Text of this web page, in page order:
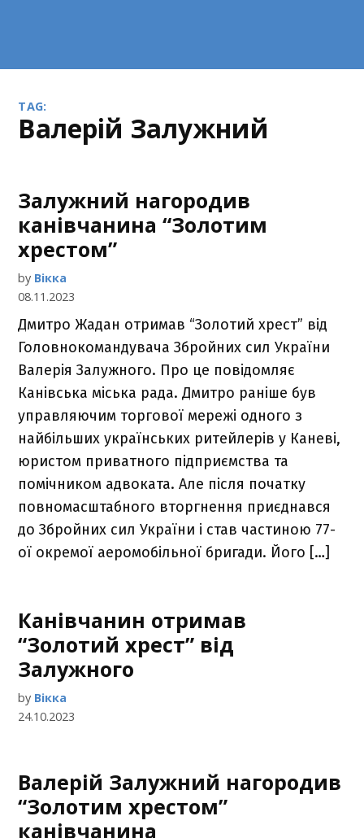
TAG:
Валерій Залужний
Залужний нагородив
канівчанина “Золотим
хрестом”
by Вікка
08.11.2023
Дмитро Жадан отримав “Золотий хрест” від
Головнокомандувача Збройних сил України
Валерія Залужного. Про це повідомляє
Канівська міська рада. Дмитро раніше був
управляючим торгової мережі одного з
найбільших українських ритейлерів у Каневі,
юристом приватного підприємства та
помічником адвоката. Але після початку
повномасштабного вторгнення приєднався
до Збройних сил України і став частиною 77-
ої окремої аеромобільної бригади. Його […]
Канівчанин отримав
“Золотий хрест” від
Залужного
by Вікка
24.10.2023
Валерій Залужний нагородив
“Золотим хрестом”
канівчанина